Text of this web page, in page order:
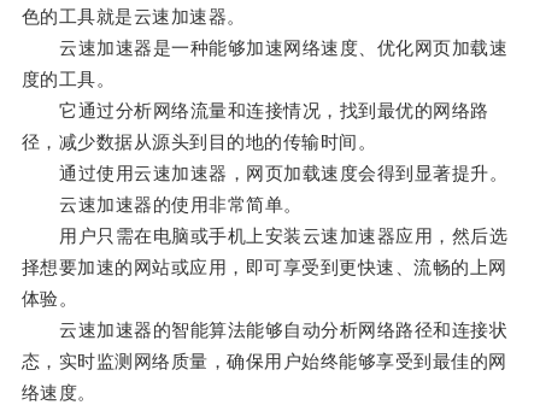
色的工具就是云速加速器。
云速加速器是一种能够加速网络速度、优化网页加载速
度的工具。
它通过分析网络流量和连接情况，找到最优的网络路
径，减少数据从源头到目的地的传输时间。
通过使用云速加速器，网页加载速度会得到显著提升。
云速加速器的使用非常简单。
用户只需在电脑或手机上安装云速加速器应用，然后选
择想要加速的网站或应用，即可享受到更快速、流畅的上网
体验。
云速加速器的智能算法能够自动分析网络路径和连接状
态，实时监测网络质量，确保用户始终能够享受到最佳的网
络速度。